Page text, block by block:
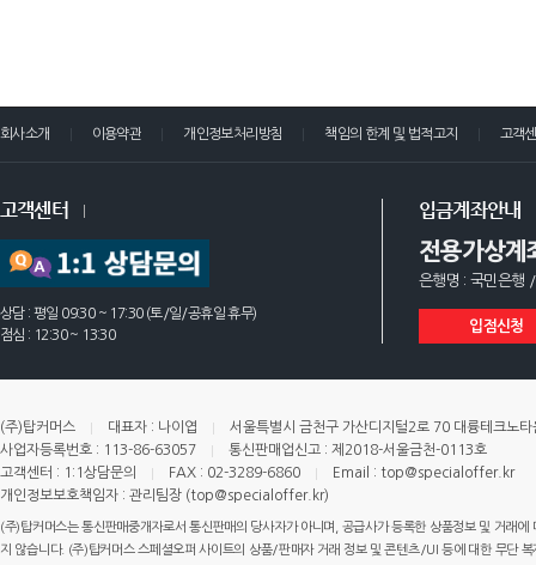
회사소개 이용약관 개인정보처리방침 책임의 한계 및 법적고지 고객
고객센터
상담 : 평일 09:30 ~ 17:30 (토/일/공휴일 휴무)
점심 : 12:30 ~ 13:30
입금계좌안내
전용가상계
은행명 : 국민은행
입점신청
(주)탑커머스 대표자 : 나이엽
서울특별시 금천구 가산디지털2로 70 대륭테크노
사업자등록번호 : 113-86-63057
통신판매업신고 : 제2018-서울금천-0113호
고객센터 : 1:1상담문의
FAX : 02-3289-6860
Email : top@specialoffer.kr
개인정보보호책임자 : 관리팀장 (top@specialoffer.kr)
(주)탑커머스는 통신판매중개자로서 통신판매의 당사자가 아니며, 공급사가 등록한 상품정보 및 거래
지 않습니다. (주)탑커머스 스페셜오퍼 사이트의 상품/판매자 거래 정보 및 콘텐츠/UI 등에 대한 무단